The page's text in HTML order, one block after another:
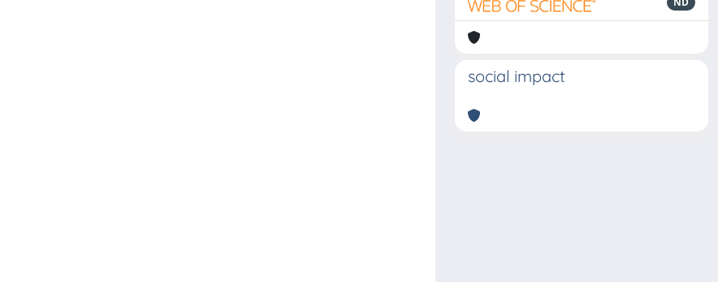
social impact